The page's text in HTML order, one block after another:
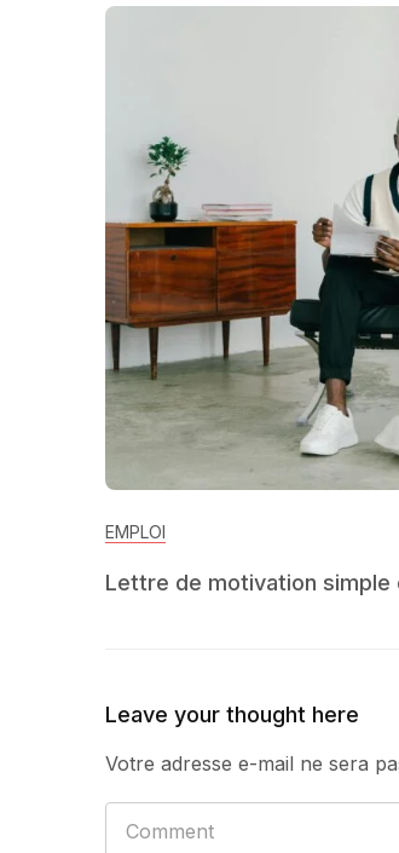
EMPLOI
Lettre de motivation
Leave your thought here
Votre adresse e-mail ne sera